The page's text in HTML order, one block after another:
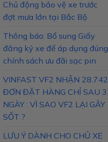
Chủ động bảo vệ xe trước
đợt mưa lớn tại Bắc Bộ
Thông báo: Bổ sung Giấy
đăng ký xe để áp dụng đúng
chính sách ưu đãi sạc pin
VINFAST VF2 NHẬN 28.742
ĐƠN ĐẶT HÀNG CHỈ SAU 3
NGÀY : VÌ SAO VF2 LẠI GÂY
SỐT ?
LƯU Ý DÀNH CHO CHỦ XE